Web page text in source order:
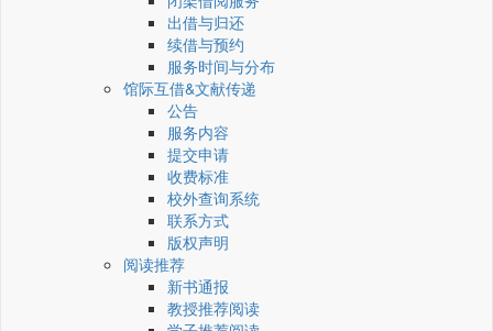
出借与归还
续借与预约
服务时间与分布
馆际互借&文献传递
公告
服务内容
提交申请
收费标准
校外查询系统
联系方式
版权声明
阅读推荐
新书通报
教授推荐阅读